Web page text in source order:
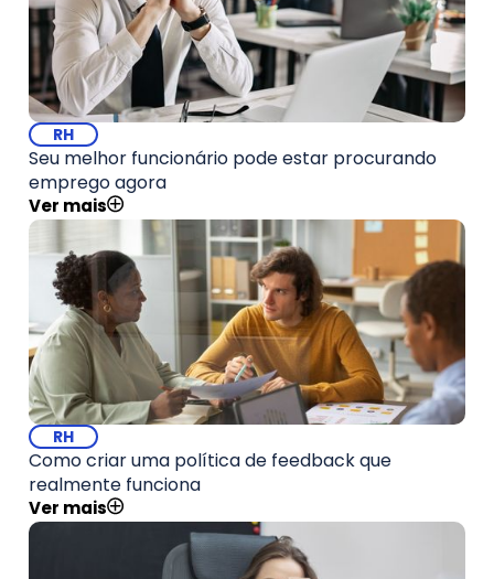
RH
Seu melhor funcionário pode estar procurando
emprego agora
Ver mais
RH
Como criar uma política de feedback que
realmente funciona
Ver mais